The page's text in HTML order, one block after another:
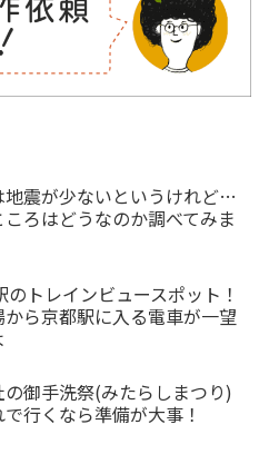
地震が少ないというけれど…
ろはどうなのか調べてみま
のトレインビュースポット！
から京都駅に入る電車が一望
の御手洗祭(みたらしまつり)
行くなら準備が大事！